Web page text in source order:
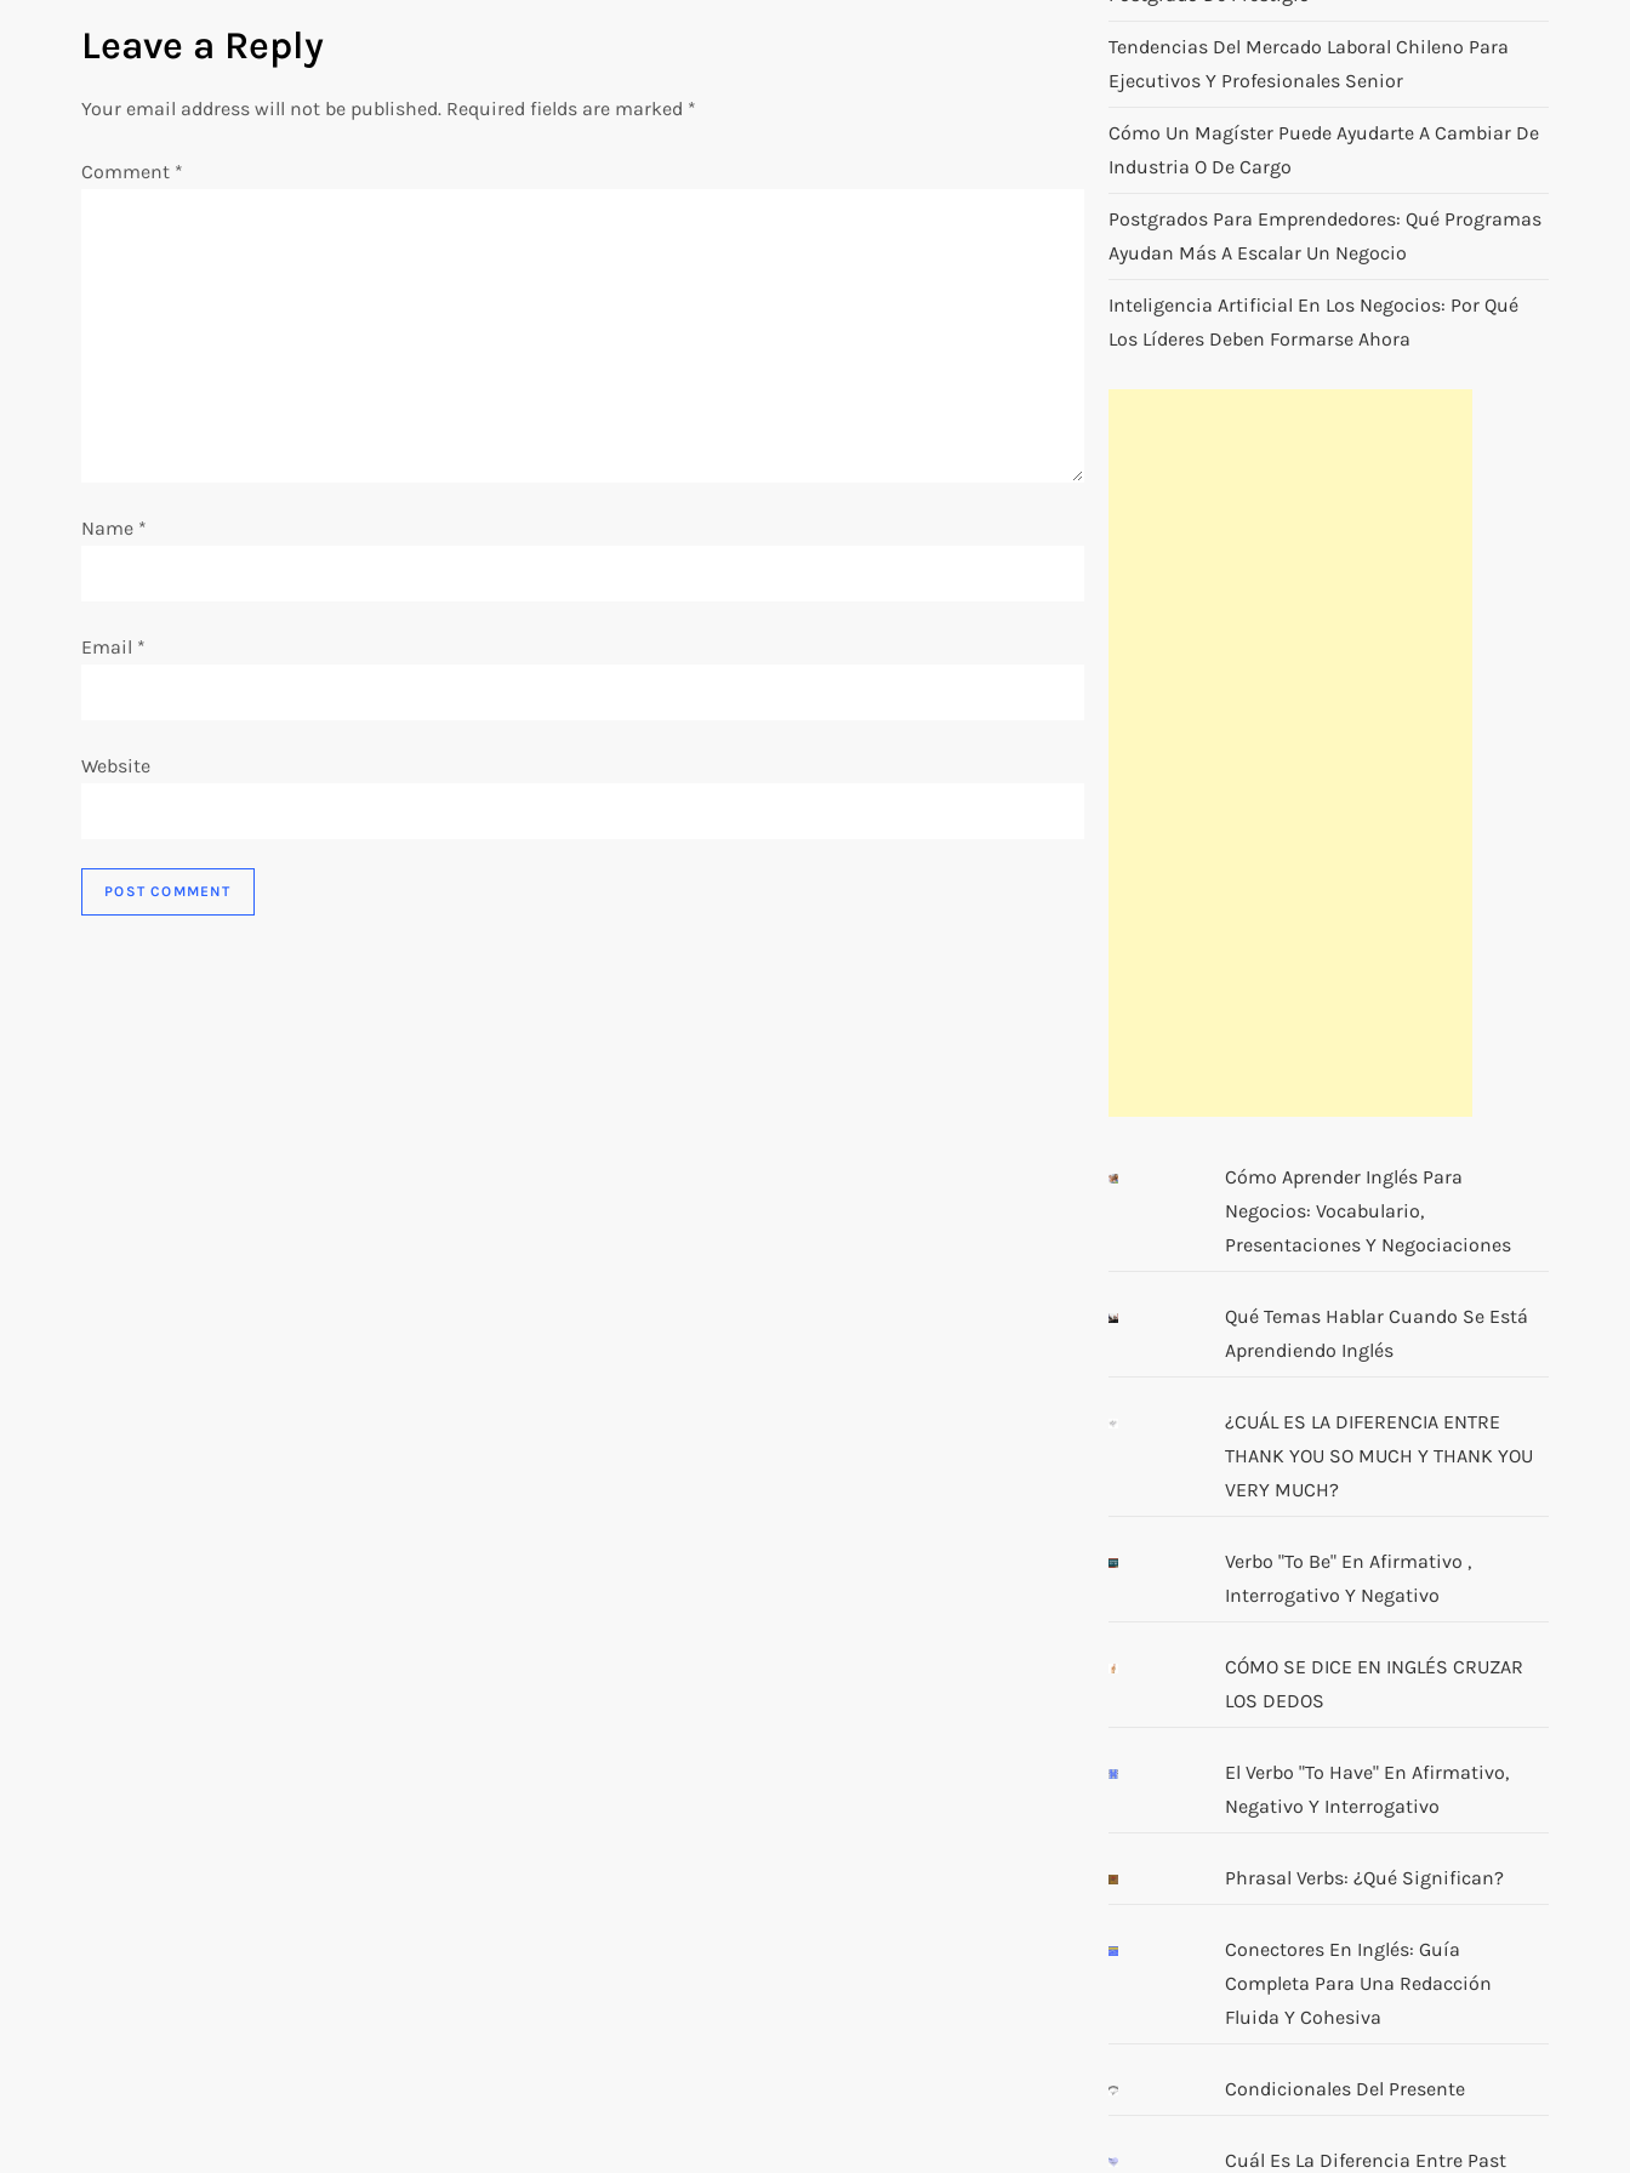
s
i
n
Leave a Reply
Your email address will not be published. Required fields are marked *
Comment *
Name *
Email *
Website
Tendencias Del Mercado Laboral Chileno Para
Ejecutivos Y Profesionales Senior
Cómo Un Magíster Puede Ayudarte A Cambiar De
Industria O De Cargo
Postgrados Para Emprendedores: Qué Programas
Ayudan Más A Escalar Un Negocio
Inteligencia Artificial En Los Negocios: Por Qué
Los Líderes Deben Formarse Ahora
Cómo Aprender Inglés Para
Negocios: Vocabulario,
Presentaciones Y Negociaciones
Qué Temas Hablar Cuando Se Está
Aprendiendo Inglés
¿CUÁL ES LA DIFERENCIA ENTRE
THANK YOU SO MUCH Y THANK YOU
VERY MUCH?
Verbo "to Be" En Afirmativo ,
Interrogativo Y Negativo
CÓMO SE DICE EN INGLÉS CRUZAR
LOS DEDOS
El Verbo "to Have" En Afirmativo,
Negativo Y Interrogativo
Phrasal Verbs: ¿Qué Significan?
Conectores En Inglés: Guía
Completa Para Una Redacción
Fluida Y Cohesiva
Condicionales Del Presente
Cuál Es La Diferencia Entre Past